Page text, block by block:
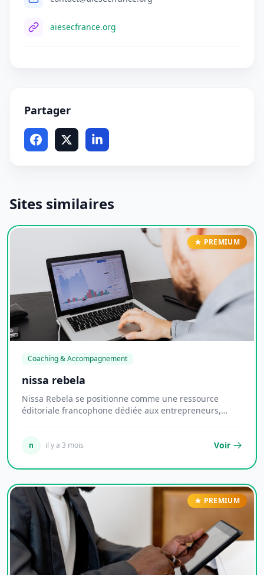
aiesecfrance.org
Partager
Sites similaires
PREMIUM
Coaching & Accompagnement
nissa rebela
Nissa Rebela se positionne comme une ressource
éditoriale francophone dédiée aux entrepreneurs,
n il y a 3 mois Voir
PREMIUM